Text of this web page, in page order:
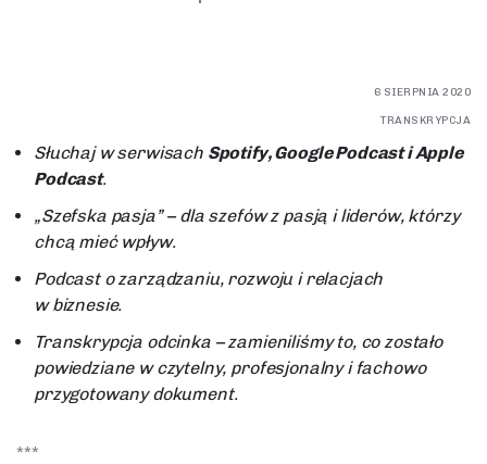
SOCIAL MEDIA
Twitter
LinkedIn
PODCAST
Szefska pasja
Podcast o zarządzaniu, rozwoju i relacjach w biznesie.
6 SIERPNIA 2020
TRANSKRYPCJA
Słuchaj w serwisach Spotify, Google Podcast i Apple
Podcast.
„Szefska pasja” – dla szefów z pasją i liderów, którzy
chcą mieć wpływ.
Podcast o zarządzaniu, rozwoju i relacjach
w biznesie.
Transkrypcja odcinka – zamieniliśmy to, co zostało
powiedziane w czytelny, profesjonalny i fachowo
przygotowany dokument.
***